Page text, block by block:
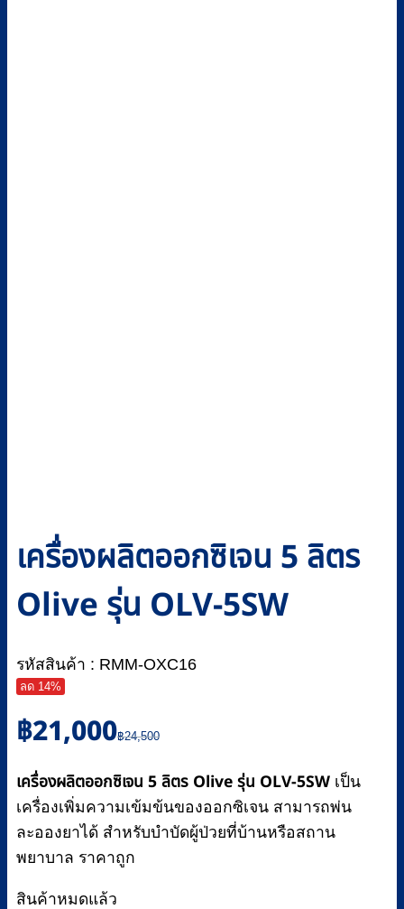
เครื่องผลิตออกซิเจน 5 ลิตร
Olive รุ่น OLV-5SW
รหัสสินค้า : RMM-OXC16
ลด 14%
฿24,500
Original
price
฿24,500.
฿21,000
Current
price
฿21,000.
เครื่องผลิตออกซิเจน 5 ลิตร Olive รุ่น OLV-5SW เป็น
เครื่องเพิ่มความเข้มข้นของออกซิเจน สามารถพ่น
ละอองยาได้ สำหรับบำบัดผู้ป่วยที่บ้านหรือสถาน
พยาบาล ราคาถูก
สินค้าหมดแล้ว